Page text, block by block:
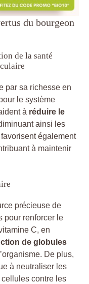
du bourgeon
de la santé
par sa richesse en
le système
à réduire le
ainsi les
également
à maintenir
précieuse de
pour renforcer le
C, en
de globules
De plus,
à neutraliser les
contre les